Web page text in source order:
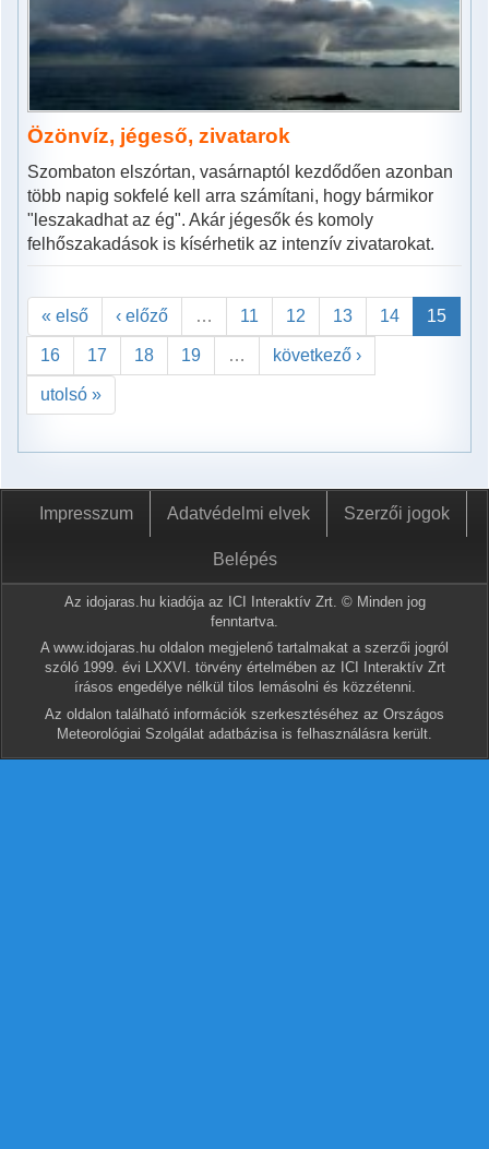
Özönvíz, jégeső, zivatarok
Szombaton elszórtan, vasárnaptól kezdődően azonban
több napig sokfelé kell arra számítani, hogy bármikor
"leszakadhat az ég". Akár jégesők és komoly
felhőszakadások is kísérhetik az intenzív zivatarokat.
« első ‹ előző … 11 12 13 14 15
16 17 18 19 … következő ›
utolsó »
Impresszum Adatvédelmi elvek Szerzői jogok
Belépés
Az idojaras.hu kiadója az ICI Interaktív Zrt. © Minden jog
fenntartva.
A www.idojaras.hu oldalon megjelenő tartalmakat a szerzői jogról
szóló 1999. évi LXXVI. törvény értelmében az ICI Interaktív Zrt
írásos engedélye nélkül tilos lemásolni és közzétenni.
Az oldalon található információk szerkesztéséhez az Országos
Meteorológiai Szolgálat adatbázisa is felhasználásra került.